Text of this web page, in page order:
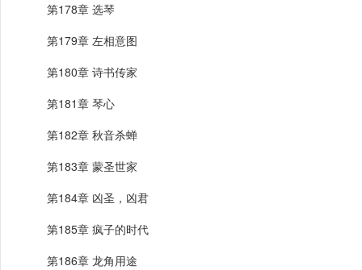
第178章 选琴
第179章 左相意图
第180章 诗书传家
第181章 琴心
第182章 秋音杀蝉
第183章 蒙圣世家
第184章 凶圣，凶君
第185章 疯子的时代
第186章 龙角用途